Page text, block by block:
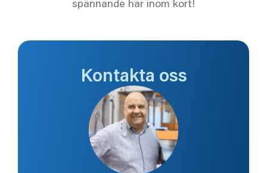
spännande här inom kort!
Kontakta oss